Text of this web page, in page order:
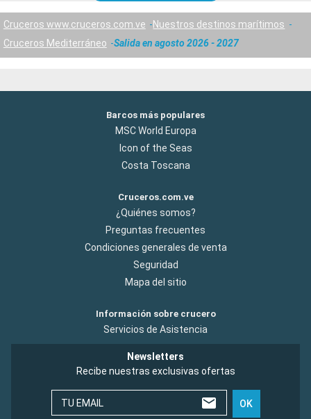
Cruceros www.cruceros.com.ve
Nuestros destinos marítimos
Cruceros Mediterráneo
Salida en agosto 2026 - 2027
Barcos más populares
MSC World Europa
Icon of the Seas
Costa Toscana
Cruceros.com.ve
¿Quiénes somos?
Preguntas frecuentes
Condiciones generales de venta
Seguridad
Mapa del sitio
Información sobre crucero
Servicios de Asistencia
Newsletters
Recibe nuestras exclusivas ofertas
TU EMAIL OK